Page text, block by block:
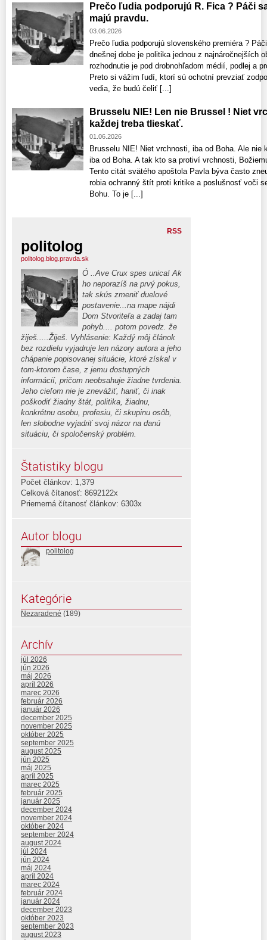
Prečo ľudia podporujú R. Fica ? Páči
majú pravdu.
03.06.2026
Prečo ľudia podporujú slovenského premiéra ?
dnešnej dobe je politika jednou z najnáročnejších
rozhodnutie je pod drobnohľadom médií, podlej a
Preto si vážim ľudí, ktorí sú ochotní prevziať
vedia, že budú čeliť [...]
Brusselu NIE! Len nie Brussel ! Niet
každej treba tlieskať.
01.06.2026
Brusselu NIE! Niet vrchnosti, iba od Boha. Ale nie
iba od Boha. A tak kto sa protiví vrchnosti,
Tento citát svätého apoštola Pavla býva často
robia ochranný štít proti kritike a poslušnosť voči
Bohu. To je [...]
RSS
politolog
politolog.blog.pravda.sk
Ó ..Ave Crux spes unica! Ak
ho neporazíš na prvý pokus,
tak skús zmeniť duelové
postavenie...na mape nájdi
Dom Stvoriteľa a zadaj tam
pohyb.... potom povedz. že
žiješ.....Žiješ. Vyhlásenie: Každý môj článok
bez rozdielu vyjadruje len názory autora a jeho
chápanie popisovanej situácie, ktoré získal v
tom-ktorom čase, z jemu dostupných
informácií, pričom neobsahuje žiadne tvrdenia.
Jeho cieľom nie je znevážiť, haniť, či inak
poškodiť žiadny štát, politika, žiadnu,
konkrétnu osobu, profesiu, či skupinu osôb,
len slobodne vyjadriť svoj názor na danú
situáciu, či spoločenský problém.
Štatistiky blogu
Počet článkov: 1,379
Celková čítanosť: 8692122x
Priemerná čítanosť článkov: 6303x
Autor blogu
politolog
Kategórie
Nezaradené (189)
Archív
júl 2026
jún 2026
máj 2026
apríl 2026
marec 2026
február 2026
január 2026
december 2025
november 2025
október 2025
september 2025
august 2025
jún 2025
máj 2025
apríl 2025
marec 2025
február 2025
január 2025
december 2024
november 2024
október 2024
september 2024
august 2024
júl 2024
jún 2024
máj 2024
apríl 2024
marec 2024
február 2024
január 2024
december 2023
október 2023
september 2023
august 2023